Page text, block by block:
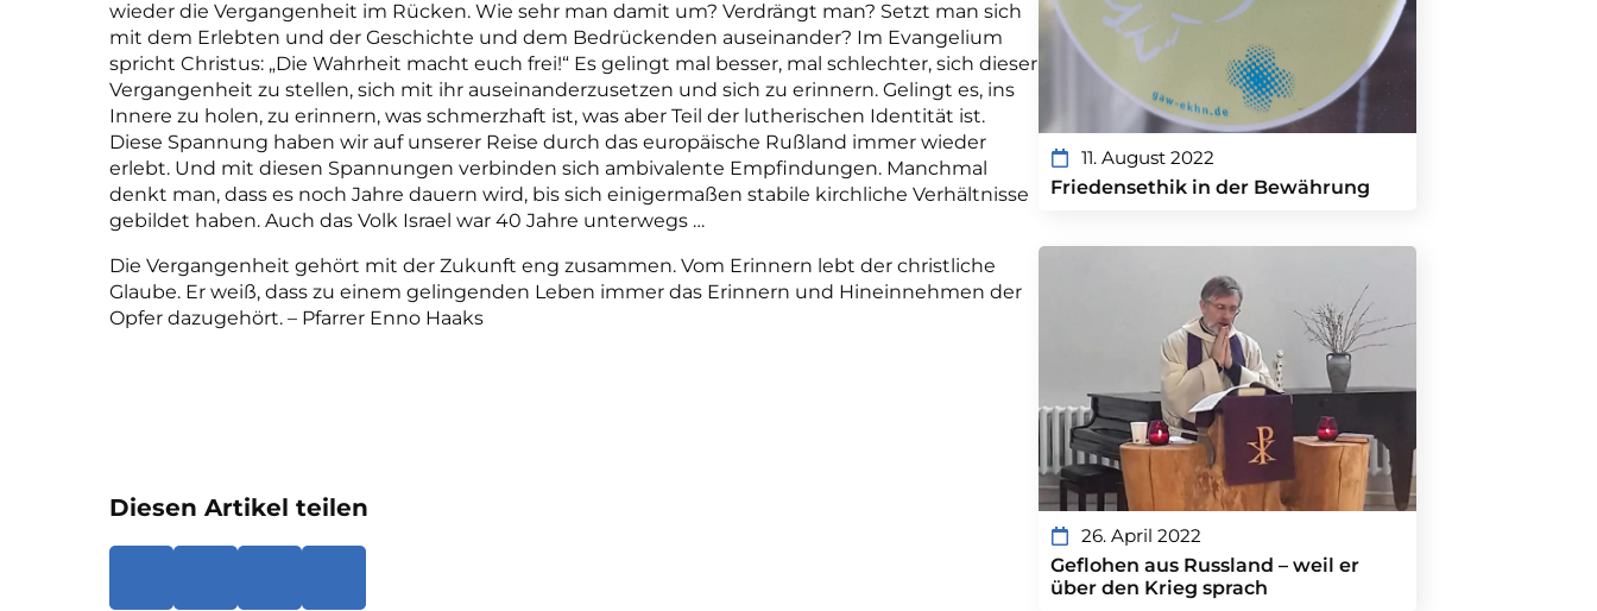
wieder die Vergangenheit im Rücken. Wie sehr man damit um? Verdrängt man? Setzt man sich
mit dem Erlebten und der Geschichte und dem Bedrückenden auseinander? Im Evangelium
spricht Christus: „Die Wahrheit macht euch frei!“ Es gelingt mal besser, mal schlechter, sich dieser
Vergangenheit zu stellen, sich mit ihr auseinanderzusetzen und sich zu erinnern. Gelingt es, ins
Innere zu holen, zu erinnern, was schmerzhaft ist, was aber Teil der lutherischen Identität ist.
Diese Spannung haben wir auf unserer Reise durch das europäische Rußland immer wieder
erlebt. Und mit diesen Spannungen verbinden sich ambivalente Empfindungen. Manchmal
denkt man, dass es noch Jahre dauern wird, bis sich einigermaßen stabile kirchliche Verhältnisse
gebildet haben. Auch das Volk Israel war 40 Jahre unterwegs …
Die Vergangenheit gehört mit der Zukunft eng zusammen. Vom Erinnern lebt der christliche
Glaube. Er weiß, dass zu einem gelingenden Leben immer das Erinnern und Hineinnehmen der
Opfer dazugehört. – Pfarrer Enno Haaks
Diesen Artikel teilen
11. August 2022
Friedensethik in der Bewährung
26. April 2022
Geflohen aus Russland – weil er
über den Krieg sprach